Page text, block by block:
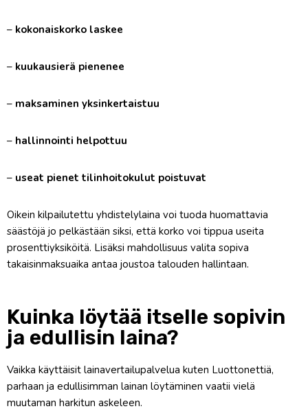
– kokonaiskorko laskee
– kuukausierä pienenee
– maksaminen yksinkertaistuu
– hallinnointi helpottuu
– useat pienet tilinhoitokulut poistuvat
Oikein kilpailutettu yhdistelylaina voi tuoda huomattavia
säästöjä jo pelkästään siksi, että korko voi tippua useita
prosenttiyksiköitä. Lisäksi mahdollisuus valita sopiva
takaisinmaksuaika antaa joustoa talouden hallintaan.
Kuinka löytää itselle sopivin
ja edullisin laina?
Vaikka käyttäisit lainavertailupalvelua kuten Luottonettiä,
parhaan ja edullisimman lainan löytäminen vaatii vielä
muutaman harkitun askeleen.